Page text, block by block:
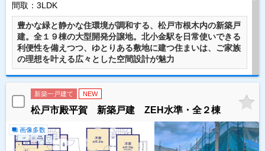
間取：3LDK
豊かな緑と静かな住環境が調和する、松戸市根木内の新築戸
建。全１９棟の大型開発分譲地。北小金駅を日常使いできる
利便性を備えつつ、ゆとりある敷地に建つ住まいは、ご家族
の理想を叶える広々とした空間設計が魅力
新築一戸建て NEW
松戸市殿平賀 新築戸建 ZEH水準・全２棟
画像多数